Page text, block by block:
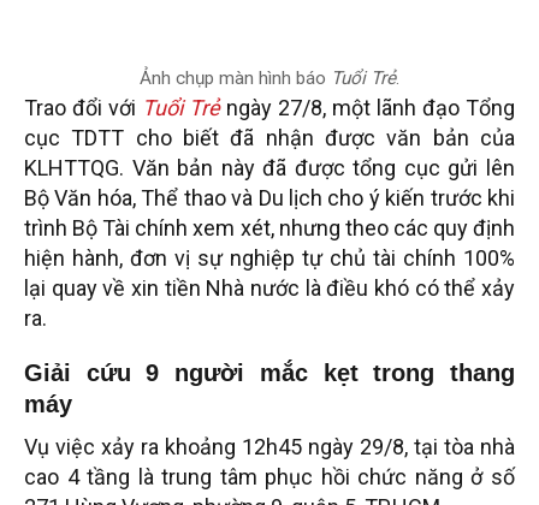
Ảnh chụp màn hình báo Tuổi Trẻ.
Trao đổi với Tuổi Trẻ ngày 27/8, một lãnh đạo Tổng
cục TDTT cho biết đã nhận được văn bản của
KLHTTQG. Văn bản này đã được tổng cục gửi lên
Bộ Văn hóa, Thể thao và Du lịch cho ý kiến trước khi
trình Bộ Tài chính xem xét, nhưng theo các quy định
hiện hành, đơn vị sự nghiệp tự chủ tài chính 100%
lại quay về xin tiền Nhà nước là điều khó có thể xảy
ra.
Giải cứu 9 người mắc kẹt trong thang
máy
Vụ việc xảy ra khoảng 12h45 ngày 29/8, tại tòa nhà
cao 4 tầng là trung tâm phục hồi chức năng ở số